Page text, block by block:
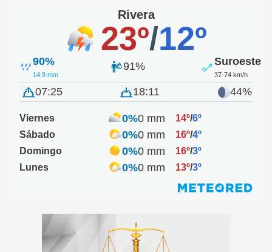
Rivera
23º/12º
90%
14.9 mm
91% Suroeste
37-74 km/h
07:25 18:11 44%
Viernes 0%0 mm 14º/6º
Sábado
0%0 mm 16º/4º
Domingo
0%0 mm 16º/3º
Lunes
0%0 mm 13º/3º